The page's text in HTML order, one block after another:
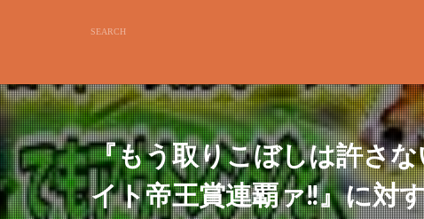
『もう取りこぼしは許さ
イト帝王賞連覇ァ‼』に対